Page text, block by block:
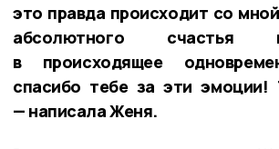
это правда происходит со
абсолютного счастья
в происходящее
спасибо тебе за эти
— написала Женя.